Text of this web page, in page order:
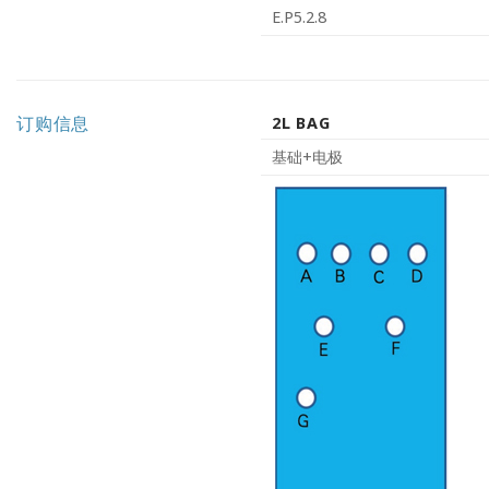
E.P5.2.8
订购信息
2L BAG
基础+电极